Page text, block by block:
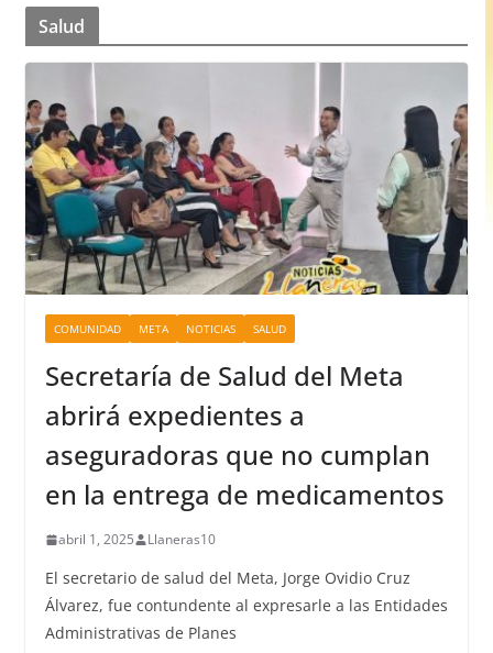
Salud
COMUNIDAD META NOTICIAS SALUD
Secretaría de Salud del Meta
abrirá expedientes a
aseguradoras que no cumplan
en la entrega de medicamentos
abril 1, 2025 Llaneras10
El secretario de salud del Meta, Jorge Ovidio Cruz
Álvarez, fue contundente al expresarle a las Entidades
Administrativas de Planes